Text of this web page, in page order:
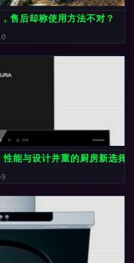
售后却称使用方法不对？
能与设计并重的厨房新选择